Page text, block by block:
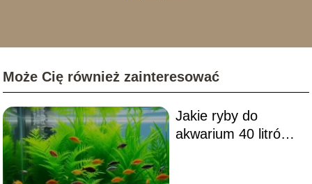
Może Cię również zainteresować
Jakie ryby do
akwarium 40 litrów?